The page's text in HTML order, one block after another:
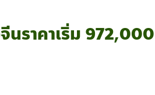
ราคาเริ่ม 972,000